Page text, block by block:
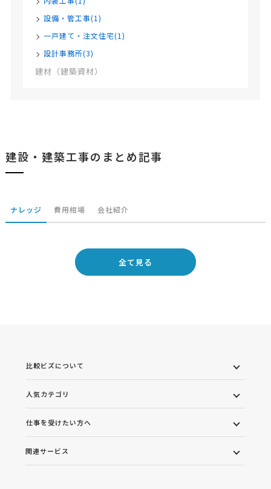
設備・管工事(1)
一戸建て・注文住宅(1)
設計事務所(3)
建材（建築資材）
建設・建築工事のまとめ記事
ナレッジ 費用相場 会社紹介
全て見る
比較ビズについて
人気カテゴリ
仕事を受けたい方へ
関連サービス